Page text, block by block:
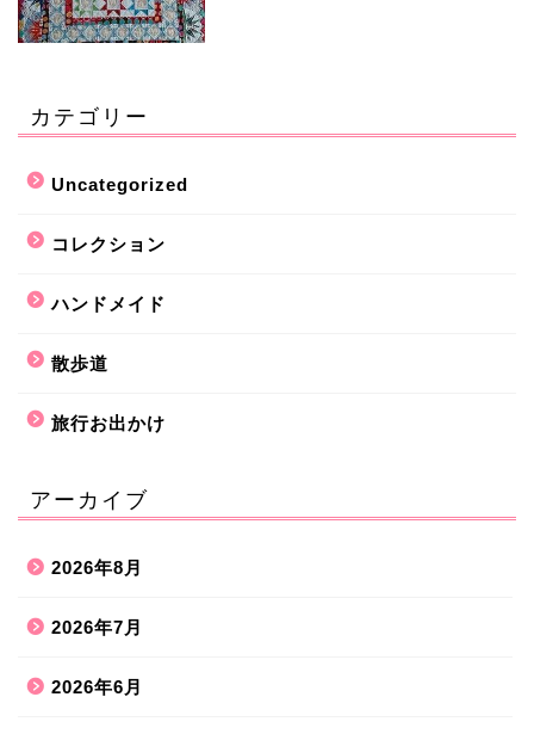
カテゴリー
Uncategorized
コレクション
ハンドメイド
散歩道
旅行お出かけ
アーカイブ
2026年8月
2026年7月
2026年6月